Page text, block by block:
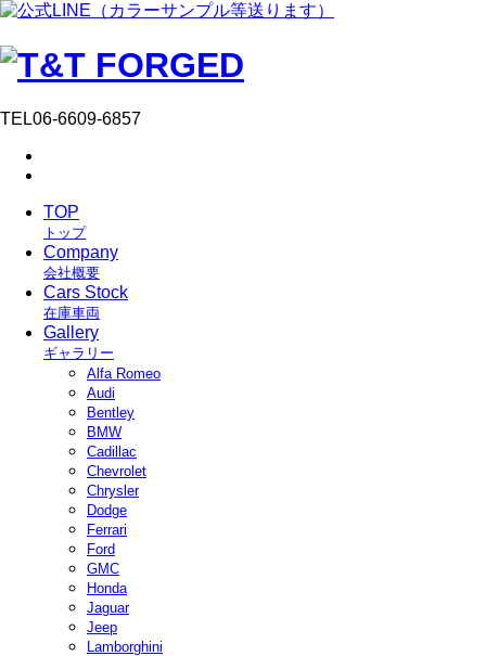
TEL06-6609-6857
TOP
トップ
Company
会社概要
Cars Stock
在庫車両
Gallery
ギャラリー
Alfa Romeo
Audi
Bentley
BMW
Cadillac
Chevrolet
Chrysler
Dodge
Ferrari
Ford
GMC
Honda
Jaguar
Jeep
Lamborghini